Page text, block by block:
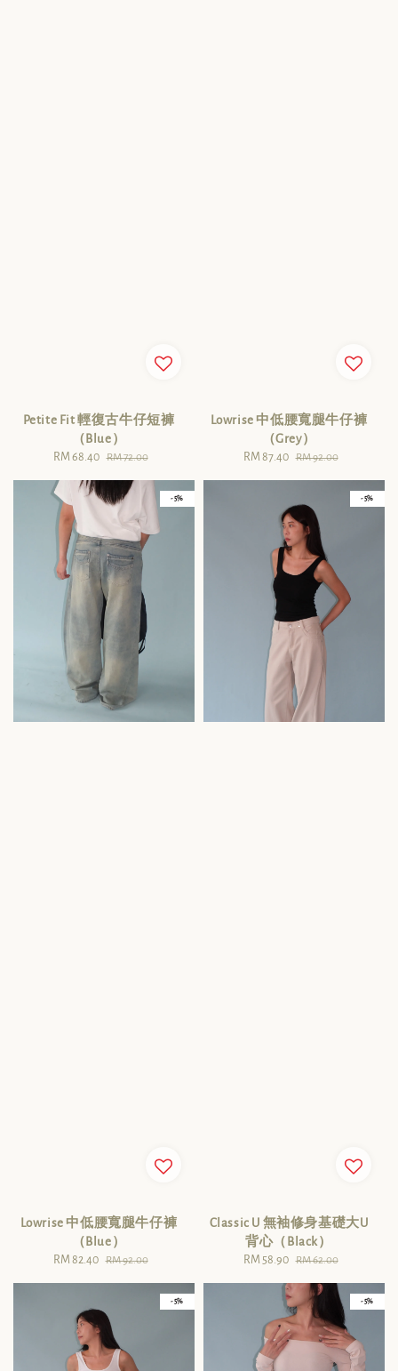
Petite Fit 輕復古牛仔短褲
（Blue）
Sale
RM 68.40 Regular
RM 72.00
Lowrise 中低腰寬腿牛仔褲
（Grey）
Sale
RM 87.40 Regular
RM 92.00
- 5%
Lowrise 中低腰寬腿牛仔褲
（Blue）
Sale
RM 82.40 Regular
RM 92.00
- 5%
Classic U 無袖修身基礎大U
背心（Black）
Sale
RM 58.90 Regular
RM 62.00
- 5% - 5%